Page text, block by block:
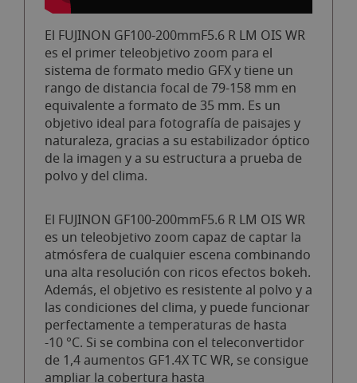
El FUJINON GF100-200mmF5.6 R LM OIS WR
es el primer teleobjetivo zoom para el
sistema de formato medio GFX y tiene un
rango de distancia focal de 79-158 mm en
equivalente a formato de 35 mm. Es un
objetivo ideal para fotografía de paisajes y
naturaleza, gracias a su estabilizador óptico
de la imagen y a su estructura a prueba de
polvo y del clima.
El FUJINON GF100-200mmF5.6 R LM OIS WR
es un teleobjetivo zoom capaz de captar la
atmósfera de cualquier escena combinando
una alta resolución con ricos efectos bokeh.
Además, el objetivo es resistente al polvo y a
las condiciones del clima, y puede funcionar
perfectamente a temperaturas de hasta
-10 °C. Si se combina con el teleconvertidor
de 1,4 aumentos GF1.4X TC WR, se consigue
ampliar la cobertura hasta